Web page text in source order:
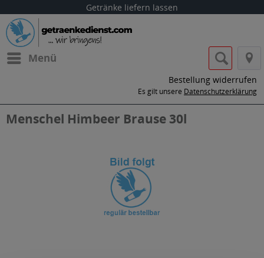
Getränke liefern lassen
Menü
Bestellung widerrufen
Es gilt unsere Datenschutzerklärung
Menschel Himbeer Brause 30l